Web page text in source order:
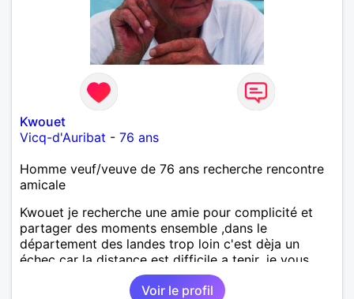
Kwouet
Vicq-d'Auribat - 76 ans
Homme veuf/veuve de 76 ans recherche rencontre
amicale
Kwouet je recherche une amie pour complicité et
partager des moments ensemble ,dans le
département des landes trop loin c'est dèja un
échec car la distance est difficile a tenir ,je vous
remercie par avance bonne journée ,
Voir le profil